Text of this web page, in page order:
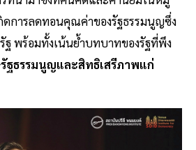
การลดทอนคุณค่าของรัฐธรรมนูญซึ่ง
ฐ พร้อมทั้งเน้นย้ำบทบาทของรัฐที่พึง
ฐธรรมนูญและสิทธิเสรีภาพแก่